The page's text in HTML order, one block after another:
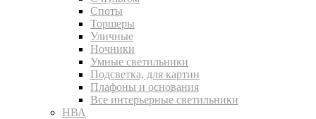
Споты
Торшеры
Уличные
Ночники
Умные светильники
Подсветка, для картин
Плафоны и основания
Все интерьерные светильники
НВА